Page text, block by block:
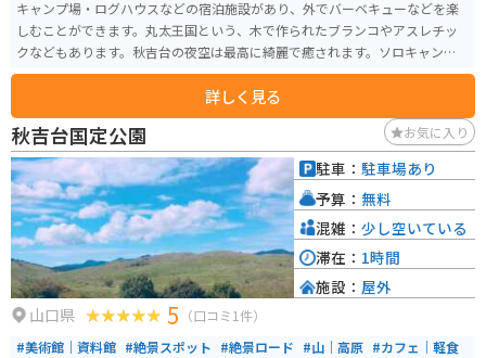
キャンプ場・ログハウスなどの宿泊施設があり、外でバーベキューなどを楽
しむことができます。丸太王国という、木で作られたブランコやアスレチッ
クなどもあります。秋吉台の夜空は最高に綺麗で癒されます。ソロキャンプや
星を眺めなら宿泊するのもオススメです。
詳しく見る
秋吉台国定公園 お気に入り
山口県 5 （口コミ1件）
#美術館｜資料館 #絶景スポット #絶景ロード #山｜高原 #カフェ｜軽食
駐車： 駐車場あり
予算： 無料
混雑： 少し空いている
滞在： 1時間
施設： 屋外